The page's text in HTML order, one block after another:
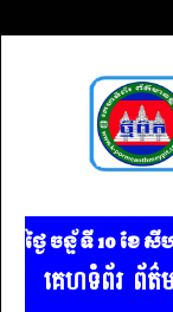
ថ្ងៃ ចន្ទ័ ទី 10​ ខែ សី
ព័រ ព័ត៌មានថ្មី